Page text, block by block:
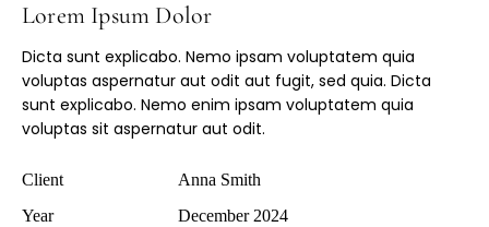
Lorem Ipsum Dolor
Dicta sunt explicabo. Nemo ipsam voluptatem quia
voluptas aspernatur aut odit aut fugit, sed quia. Dicta
sunt explicabo. Nemo enim ipsam voluptatem quia
voluptas sit aspernatur aut odit.
Client
Anna Smith
Year
December 2024